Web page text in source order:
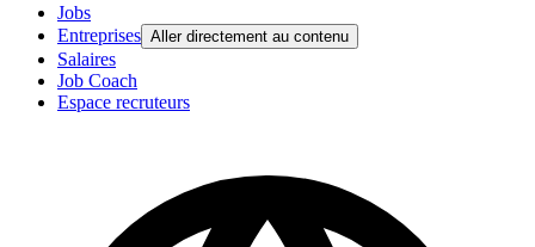
Jobs
Entreprises Aller directement au contenu
Salaires
Job Coach
Espace recruteurs